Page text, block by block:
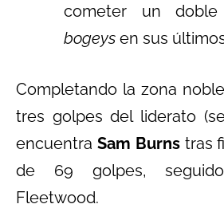
cometer un doble
bogeys en sus
Completando la zona
tres golpes del liderato
encuentra Sam Burnstras
de 69 golpes,
Fleetwood.